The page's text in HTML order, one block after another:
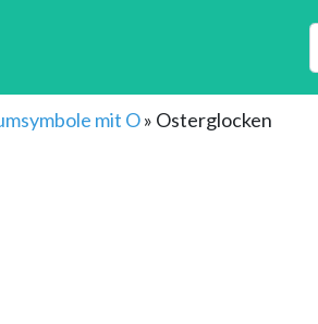
mit O» Osterglocken